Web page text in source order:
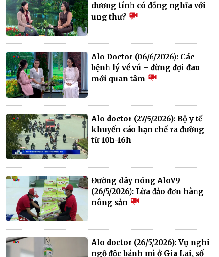
dương tính có đồng nghĩa với
ung thư?
Alo Doctor (06/6/2026): Các
bệnh lý về vú – đừng đợi đau
mới quan tâm
Alo doctor (27/5/2026): Bộ y tế
khuyến cáo hạn chế ra đường
từ 10h-16h
Đường dây nóng AloV9
(26/5/2026): Lừa đảo đơn hàng
nông sản
Alo doctor (26/5/2026): Vụ nghi
ngộ độc bánh mì ở Gia Lai, số